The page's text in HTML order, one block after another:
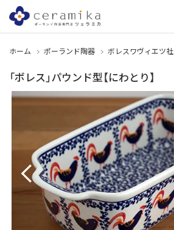
ホーム ポーランド陶器 ボレスワヴィエツ社
「ボレス」パウンド型【にわとり】